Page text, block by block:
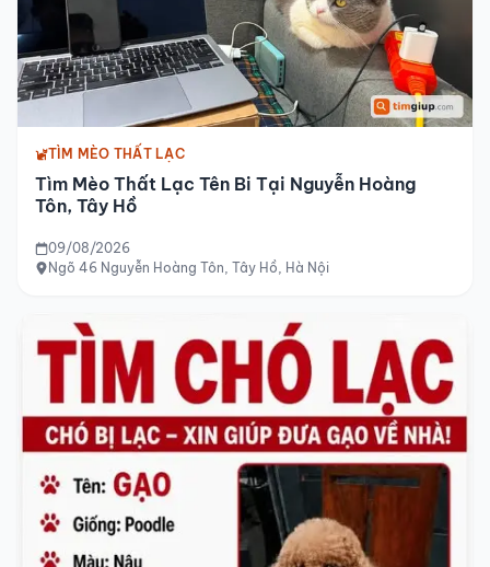
TÌM MÈO THẤT LẠC
Tìm Mèo Thất Lạc Tên Bi Tại Nguyễn Hoàng
Tôn, Tây Hồ
09/08/2026
Ngõ 46 Nguyễn Hoàng Tôn, Tây Hồ, Hà Nội